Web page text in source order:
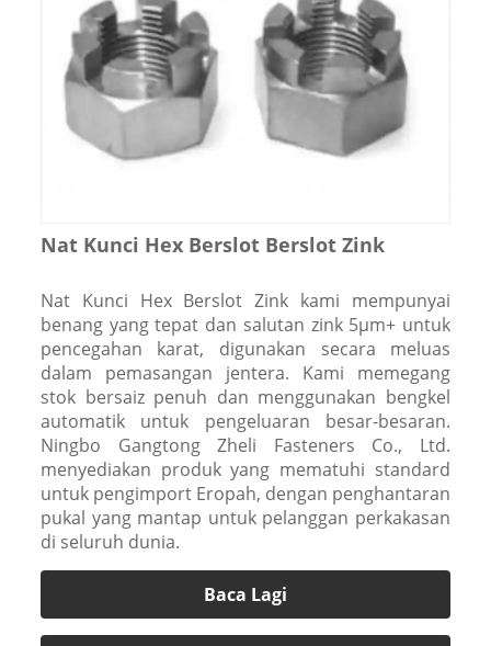
Nat Kunci Hex Berslot Berslot Zink
Nat Kunci Hex Berslot Zink kami mempunyai
benang yang tepat dan salutan zink 5μm+ untuk
pencegahan karat, digunakan secara meluas
dalam pemasangan jentera. Kami memegang
stok bersaiz penuh dan menggunakan bengkel
automatik untuk pengeluaran besar-besaran.
Ningbo Gangtong Zheli Fasteners Co., Ltd.
menyediakan produk yang mematuhi standard
untuk pengimport Eropah, dengan penghantaran
pukal yang mantap untuk pelanggan perkakasan
di seluruh dunia.
Baca Lagi